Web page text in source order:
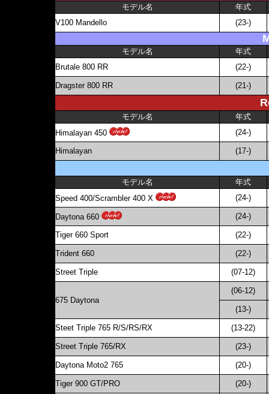
モデル名
年式
V100 Mandello
(23-)
モデル名
年式
Brutale 800 RR
(22-)
Dragster 800 RR (21-)
モデル名
年式
Himalayan 450
(24-)
Himalayan (17-)
モデル名
年式
Speed 400/Scrambler 400 X
(24-)
Daytona 660 (24-)
Tiger 660 Sport (22-)
Trident 660 (22-)
Street Triple (07-12)
675 Daytona
(06-12)
(13-)
Steet Triple 765 R/S/RS/RX (13-22)
Street Triple 765/RX (23-)
Daytona Moto2 765 (20-)
Tiger 900 GT/PRO (20-)